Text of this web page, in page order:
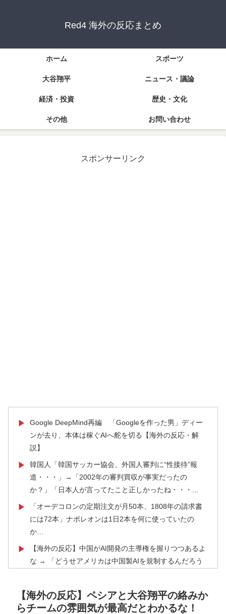
Red4 海外の反応まとめ
ホーム スポーツ
大谷翔平 ニュース・議論
経済・投資 歴史・文化
その他 お問い合わせ
スポンサーリンク
▶
Google DeepMind再編 「Googleを作った男」ディー
ンが去り、本体は稼ぐAIへ舵を切る【海外の反応・解
説】
▶
韓国人「韓国サッカー協会、外国人審判に“性接待”報
道・・・」→「2002年の審判買収が事実だったの
か？」「日本人が言ってたこと正しかったね・・・...
▶
「オーデコロンの定期注文が月50本、1808年の請求書
には72本」ナポレオンは1日2本を何に使っていたの
か…
▶
【海外の反応】中国がAI開発の主導権を握りつつあるよ
な → 「どうせアメリカは中国製AIを規制するんだろう
▶ 海外「日本人はなんて気高いんだ！」 英高級紙も驚愕
した極限の中の日本人の姿に世界が衝撃
【海外の反応】ペシアと大谷翔平の絡みか
らチームの雰囲気が最高だとわかるな！